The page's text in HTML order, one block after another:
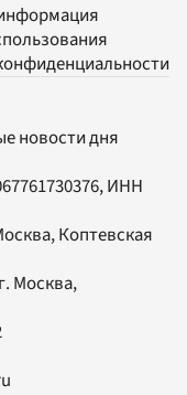
новости дня
ИНН
Коптевская
Москва,